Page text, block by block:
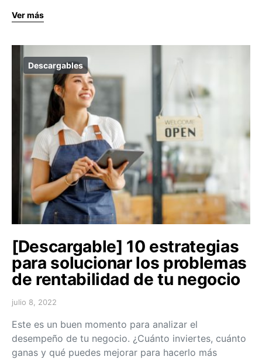
Ver más
Descargables
[Descargable] 10 estrategias
para solucionar los problemas
de rentabilidad de tu negocio
julio 8, 2022
Este es un buen momento para analizar el
desempeño de tu negocio. ¿Cuánto inviertes, cuánto
ganas y qué puedes mejorar para hacerlo más